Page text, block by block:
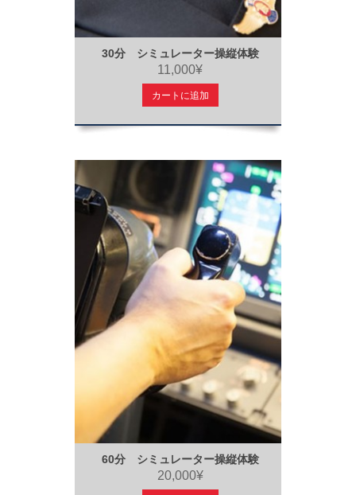
30分 シミュレーター操縦体験
11,000¥
カートに追加
60分 シミュレーター操縦体験
20,000¥